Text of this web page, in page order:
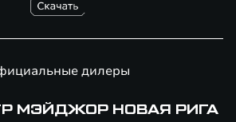
дилеры
МЭЙДЖОР НОВАЯ РИГА